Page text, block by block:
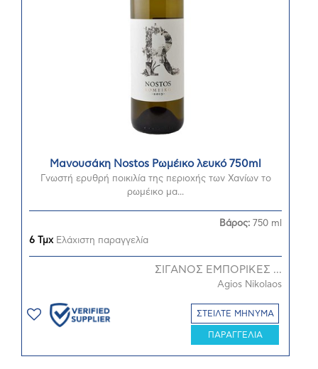
Μανουσάκη Nostos Ρωμέικο λευκό 750ml
Γνωστή ερυθρή ποικιλία της περιοχής των Χανίων το
ρωμέικο μα...
6 ΤμχΕλάχιστη παραγγελία
Βάρος: 750 ml
ΣΙΓΑΝΟΣ ΕΜΠΟΡΙΚΕΣ ...
Agios Nikolaos
ΣΤΕΙΛΤΕ ΜΗΝΥΜΑ
ΠΑΡΑΓΓΕΛΙΑ